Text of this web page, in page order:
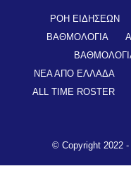
ΡΟΗ ΕΙΔΗΣΕΩΝ
ΒΑΘΜΟΛΟΓΙΑ
ΝΕΑ ΑΠΟ ΕΛΛΑΔΑ
ALL TIME ROSTER
© Copyright 2022 -